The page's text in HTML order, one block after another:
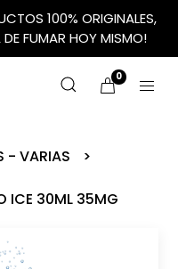
100% ORIGINALES,
FUMAR HOY MISMO!
0
- VARIAS
ICE 30ML 35MG